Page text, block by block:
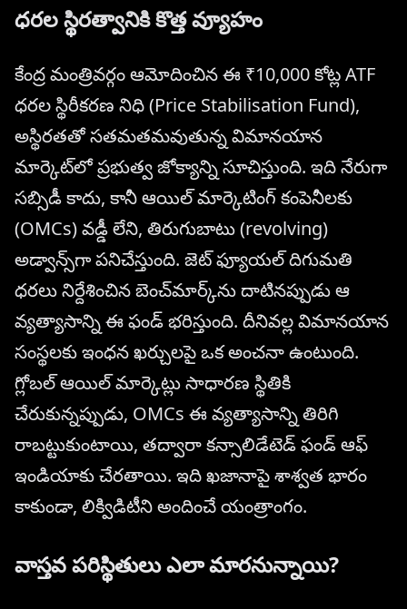
ధరల స్థిరత్వానికి కొత్త వ్యూహం
కేంద్ర మంత్రివర్గం ఆమోదించిన ఈ ₹10,000 కోట్ల ATF
ధరల స్థిరీకరణ నిధి (Price Stabilisation Fund),
అస్థిరతతో సతమతమవుతున్న విమానయాన
మార్కెట్‌లో ప్రభుత్వ జోక్యాన్ని సూచిస్తుంది. ఇది నేరుగా
సబ్సిడీ కాదు, కానీ ఆయిల్ మార్కెటింగ్ కంపెనీలకు
(OMCs) వడ్డీ లేని, తిరుగుబాటు (revolving)
అడ్వాన్స్‌గా పనిచేస్తుంది. జెట్ ఫ్యూయల్ దిగుమతి
ధరలు నిర్దేశించిన బెంచ్‌మార్క్‌ను దాటినప్పుడు ఆ
వ్యత్యాసాన్ని ఈ ఫండ్ భరిస్తుంది. దీనివల్ల విమానయాన
సంస్థలకు ఇంధన ఖర్చులపై ఒక అంచనా ఉంటుంది.
గ్లోబల్ ఆయిల్ మార్కెట్లు సాధారణ స్థితికి
చేరుకున్నప్పుడు, OMCs ఈ వ్యత్యాసాన్ని తిరిగి
రాబట్టుకుంటాయి, తద్వారా కన్సాలిడేటెడ్ ఫండ్ ఆఫ్
ఇండియాకు చేరతాయి. ఇది ఖజానాపై శాశ్వత భారం
కాకుండా, లిక్విడిటీని అందించే యంత్రాంగం.
వాస్తవ పరిస్థితులు ఎలా మారనున్నాయి?